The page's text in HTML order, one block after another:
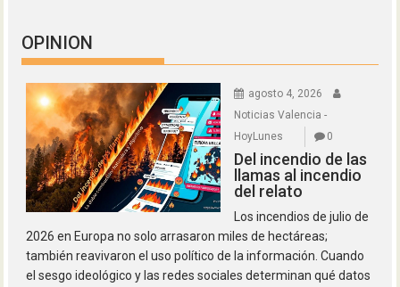
OPINION
agosto 4, 2026
Noticias Valencia -
HoyLunes
0
Del incendio de las
llamas al incendio
del relato
Los incendios de julio de
2026 en Europa no solo arrasaron miles de hectáreas;
también reavivaron el uso político de la información. Cuando
el sesgo ideológico y las redes sociales determinan qué datos